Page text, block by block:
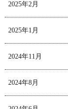
2025年2月
2025年1月
2024年11月
2024年8月